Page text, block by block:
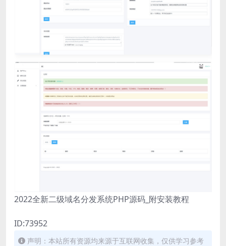
2022全新二级域名分发系统PHP源码_附安装教程
ID:73952
声明：本站所有资源均来源于互联网收集，仅供学习参考